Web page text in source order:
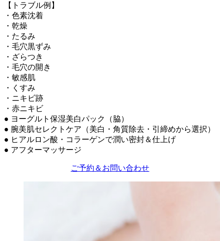
【トラブル例】
・色素沈着
・乾燥
・たるみ
・毛穴黒ずみ
・ざらつき
・毛穴の開き
・敏感肌
・くすみ
・ニキビ跡
・赤ニキビ
● ヨーグルト保湿美白パック（脇）
● 腕美肌セレクトケア（美白・角質除去・引締めから選択）
● ヒアルロン酸・コラーゲンで潤い密封＆仕上げ
● アフターマッサージ
ご予約＆お問い合わせ